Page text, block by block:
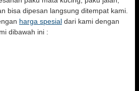
bisa dipesan langsung ditempat kami.
harga spesial dari kami dengan
dibawah ini :